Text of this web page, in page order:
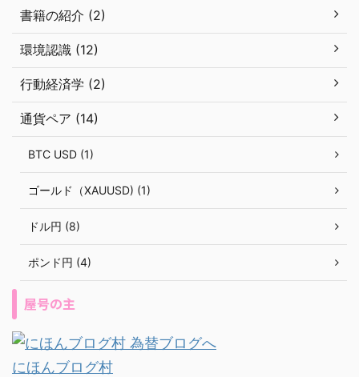
書籍の紹介 (2)
環境認識 (12)
行動経済学 (2)
通貨ペア (14)
BTC USD (1)
ゴールド（XAUUSD) (1)
ドル円 (8)
ポンド円 (4)
屋号の主
にほんブログ村